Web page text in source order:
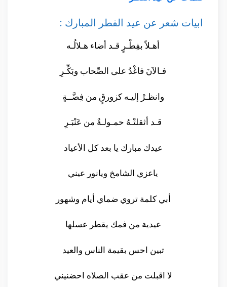
ابيات شعر عن عيد الفطر المبارك :
أهـلاً بفِطْـرٍ قـد أضاء هـلالُـه
فـالآنَ فاغْدُ على الصِّحاب وبَكِّـرِ
وانظـرْ إليـه كزورقٍ من فِضَّــةٍ
قـد أثقلتْـهُ حمـولـةٌ من عَنْبَـرِ
عيدك مبارك يا بعد كل الأعياد
ياعزي الشامخ ويانور عيني
أبي كلمة تروي ضماي أيام وشهور
عيدية من فمك يقطر عسلها
تبين احس بقيمة الناس والعيد
لا اقبلت من عقب الصلاه احضنيني